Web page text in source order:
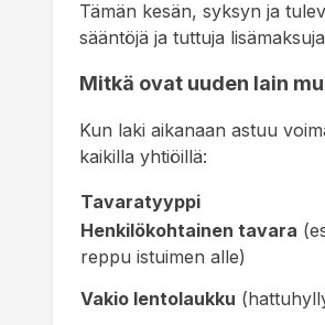
Tämän kesän, syksyn ja
sääntöjä ja tuttuja
Mitkä ovat uuden lain
Kun laki aikanaan astuu
kaikilla yhtiöillä:
Tavaratyyppi
Henkilökohtainen tavara
reppu istuimen alle)
Vakio lentolaukku